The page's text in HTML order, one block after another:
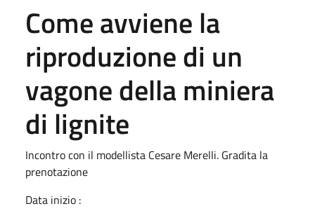
Come avviene la
riproduzione di un
vagone della miniera
di lignite
Incontro con il modellista Cesare Merelli. Gradita la
prenotazione
Data inizio :